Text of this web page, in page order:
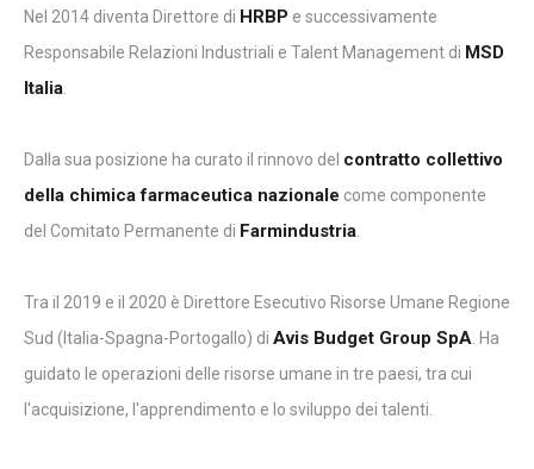
Nel 2014 diventa Direttore di HRBP e successivamente
Responsabile Relazioni Industriali e Talent Management di MSD
Italia
Dalla sua posizione ha curato il rinnovo del contratto collettivo
della chimica farmaceutica nazionale come componente
del Comitato Permanente di Farmindustria
Tra il 2019 e il 2020 è Direttore Esecutivo Risorse Umane Regione
Sud (Italia-Spagna-Portogallo) di Avis Budget Group SpA . Ha
guidato le operazioni delle risorse umane in tre paesi, tra cui
l'acquisizione, l'apprendimento e lo sviluppo dei talenti.